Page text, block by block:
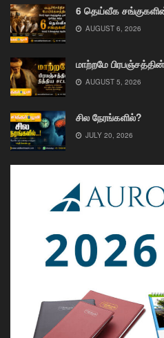
6 தெய்வீக சங்குகளின்
AUGUST 6, 2026
மாற்றமே
AUGUST 5, 2026
சில நேரங்களில்?
JULY 20, 2026